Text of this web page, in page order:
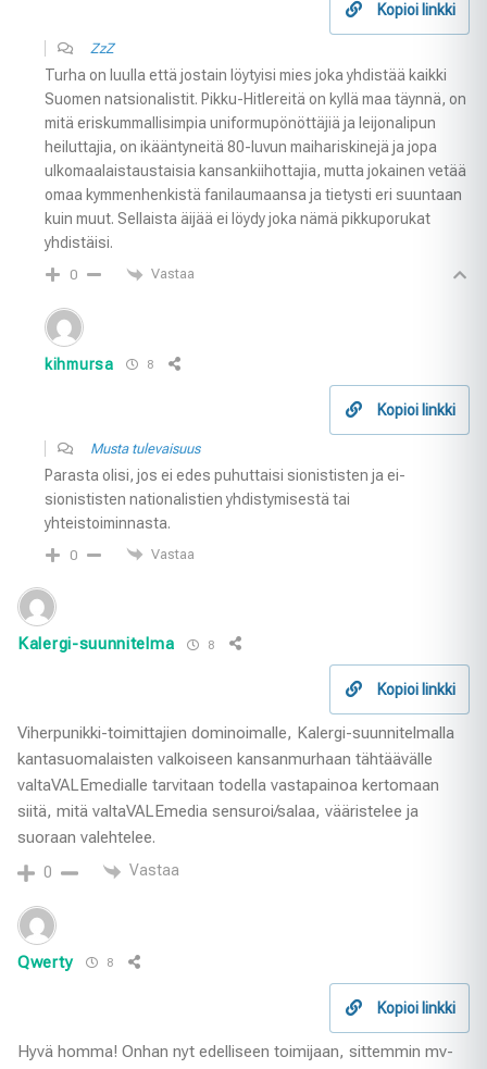
Kopioi linkki
ZzZ
Turha on luulla että jostain löytyisi mies joka yhdistää kaikki
Suomen natsionalistit. Pikku-Hitlereitä on kyllä maa täynnä, on
mitä eriskummallisimpia uniformupönöttäjiä ja leijonalipun
heiluttajia, on ikääntyneitä 80-luvun maihariskinejä ja jopa
ulkomaalaistaustaisia kansankiihottajia, mutta jokainen vetää
omaa kymmenhenkistä fanilaumaansa ja tietysti eri suuntaan
kuin muut. Sellaista äijää ei löydy joka nämä pikkuporukat
yhdistäisi.
0 Vastaa
kihmursa 8
Kopioi linkki
Musta tulevaisuus
Parasta olisi, jos ei edes puhuttaisi sionististen ja ei-
sionististen nationalistien yhdistymisestä tai
yhteistoiminnasta.
0 Vastaa
Kalergi-suunnitelma 8
Kopioi linkki
Viherpunikki-toimittajien dominoimalle, Kalergi-suunnitelmalla
kantasuomalaisten valkoiseen kansanmurhaan tähtäävälle
valtaVALEmedialle tarvitaan todella vastapainoa kertomaan
siitä, mitä valtaVALEmedia sensuroi/salaa, vääristelee ja
suoraan valehtelee.
0 Vastaa
Qwerty 8
Kopioi linkki
Hyvä homma! Onhan nyt edelliseen toimijaan, sittemmin mv-